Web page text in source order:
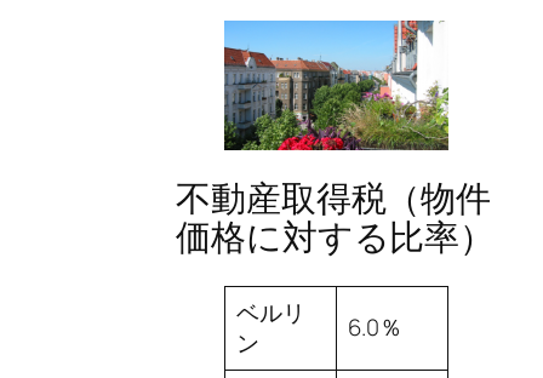
不動産取得税（物件
価格に対する比率）
ベルリ
ン
6.0％